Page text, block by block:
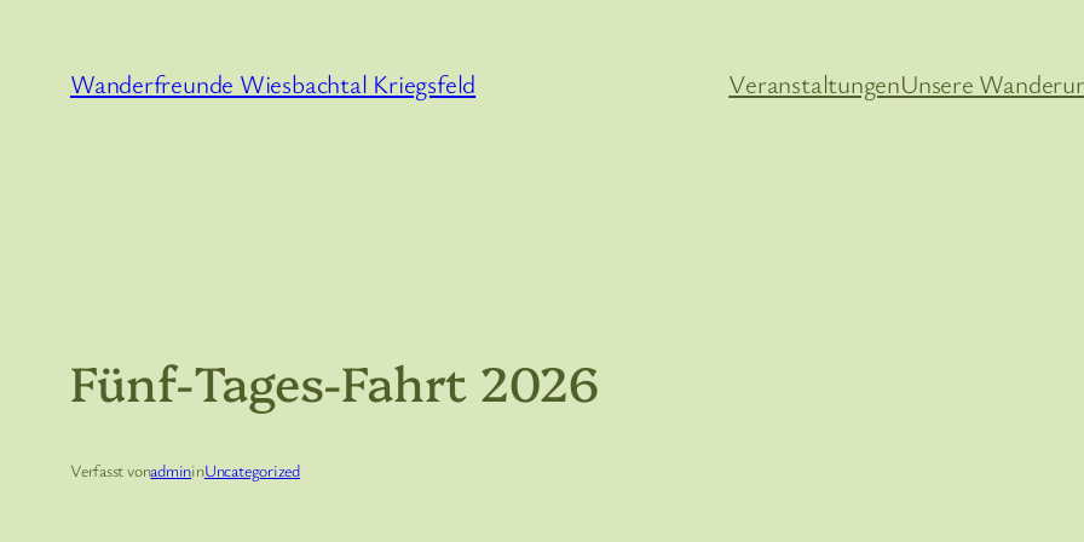
springen
Wanderfreunde Wiesbachtal Kriegsfeld VeranstaltungenUnsere
Fünf-Tages-Fahrt 2026
Verfasst vonadmininUncategorized